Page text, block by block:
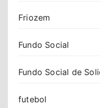
Friozem
Fundo Social
Fundo Social de
futebol